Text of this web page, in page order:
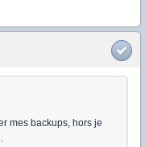
mes backups, hors je